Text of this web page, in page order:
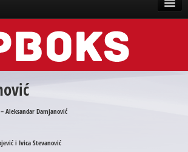
– Aleksandar Damjanović
i Ivica Stevanović